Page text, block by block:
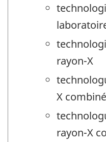
rayon-X
X
rayon-X